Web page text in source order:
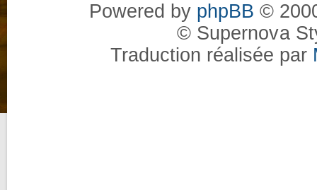
Powered by phpBB ©
© Supernova
Traduction réalisée par